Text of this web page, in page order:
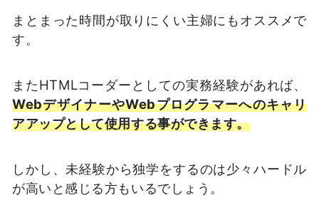
まとまった時間が取りにくい主婦にもオススメで
す。
またHTMLコーダーとしての実務経験があれば、
WebデザイナーやWebプログラマーへのキャリ
アアップとして使用する事ができます。
しかし、未経験から独学をするのは少々ハードル
が高いと感じる方もいるでしょう。